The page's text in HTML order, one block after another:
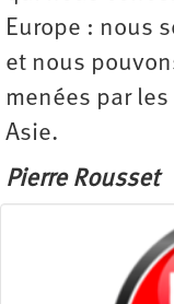
Europe : nous
et nous
menées par
Asie.
Pierre Rousset